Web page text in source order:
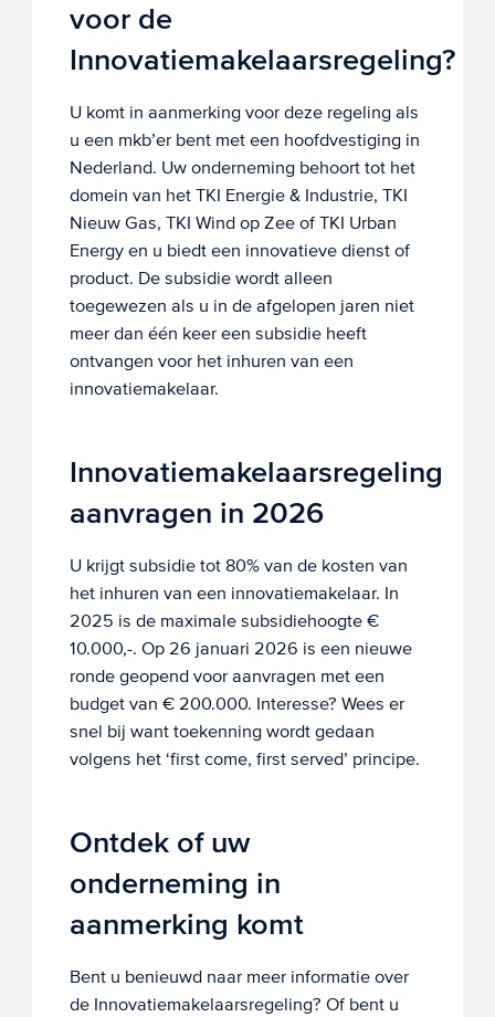
voor de
Innovatiemakelaarsregeling?
U komt in aanmerking voor deze regeling als
u een mkb’erbent met een hoofdvestiging in
Nederland. Uw onderneming behoort tot het
domein van hetTKI Energie & Industrie, TKI
Nieuw Gas, TKI Wind op Zee of TKI Urban
Energyen u biedt een innovatieve dienst of
product. De subsidie wordt alleen
toegewezen als u in de afgelopen jaren niet
meer dan één keer een subsidie heeft
ontvangen voor het inhuren van een
innovatiemakelaar.
Innovatiemakelaarsregeling
aanvragen in 2026
U krijgt subsidie tot 80% van de kosten van
het inhuren van een innovatiemakelaar. In
2025 is de maximale subsidiehoogte €
10.000,-. Op 26 januari 2026 is een nieuwe
ronde geopend voor aanvragen met een
budget van € 200.000. Interesse? Wees er
snel bij want toekenning wordt gedaan
volgens het ‘first come, first served’ principe.
Ontdek of uw
onderneming in
aanmerking komt
Bent u benieuwd naar meer informatie over
de Innovatiemakelaarsregeling? Of bent u